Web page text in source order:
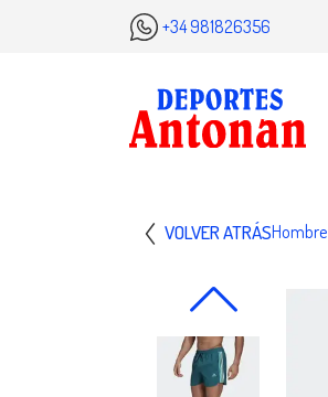
+34 981826356
VOLVER ATRÁSHombre